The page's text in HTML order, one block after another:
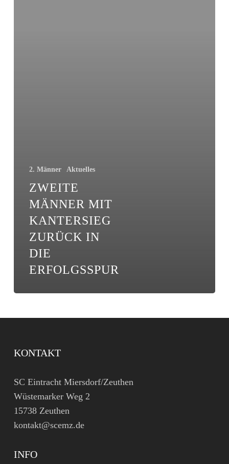
2. Männer Aktuelles
ZWEITE
MÄNNER MIT
KANTERSIEG
ZURÜCK IN
DIE
ERFOLGSSPUR
KONTAKT
SC Eintracht Miersdorf/Zeuthen
Wüstemarker Weg 2
15738 Zeuthen
kontakt@scemz.de
INFO